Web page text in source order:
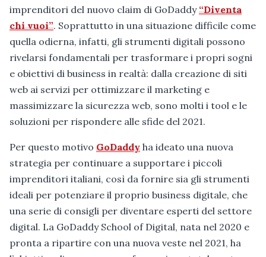
imprenditori del nuovo claim di GoDaddy“Diventa
chi vuoi”. Soprattutto in una situazione difficile come
quella odierna, infatti, gli strumenti digitali possono
rivelarsi fondamentali per trasformare i propri sogni
e obiettivi di business in realtà: dalla creazione di siti
web ai servizi per ottimizzare il marketing e
massimizzare la sicurezza web, sono molti i tool e le
soluzioni per rispondere alle sfide del 2021.
Per questo motivo GoDaddy ha ideato una nuova
strategia per continuare a supportare i piccoli
imprenditori italiani, così da fornire sia gli strumenti
ideali per potenziare il proprio business digitale, che
una serie di consigli per diventare esperti del settore
digital. La GoDaddy School of Digital, nata nel 2020 e
pronta a ripartire con una nuova veste nel 2021, ha